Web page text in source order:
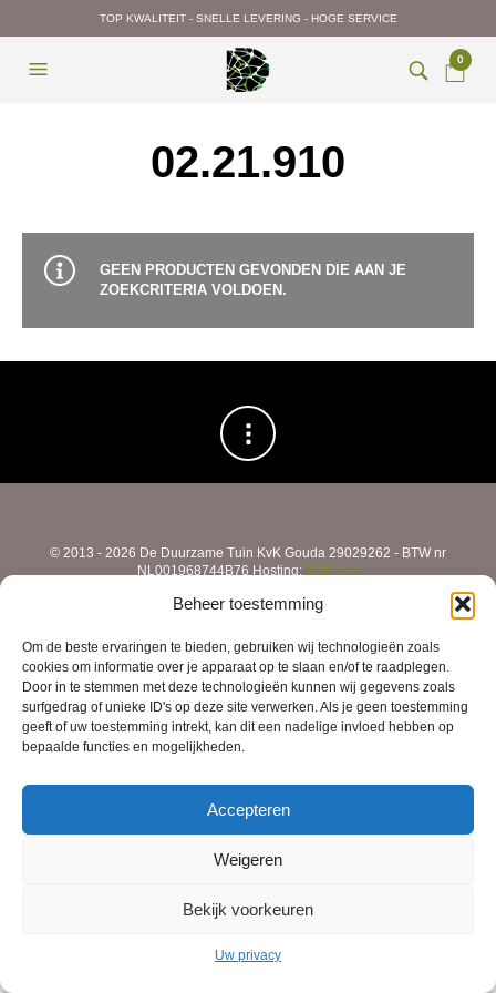
Beheer toestemming
Om de beste ervaringen te bieden, gebruiken wij technologieën zoals
cookies om informatie over je apparaat op te slaan en/of te raadplegen.
Door in te stemmen met deze technologieën kunnen wij gegevens zoals
surfgedrag of unieke ID's op deze site verwerken. Als je geen toestemming
geeft of uw toestemming intrekt, kan dit een nadelige invloed hebben op
bepaalde functies en mogelijkheden.
Accepteren
Weigeren
Bekijk voorkeuren
Uw privacy
TOP KWALITEIT - SNELLE LEVERING - HOGE SERVICE
0
02.21.910
GEEN PRODUCTEN GEVONDEN DIE AAN JE
ZOEKCRITERIA VOLDOEN.
© 2013 - 2026 De Duurzame Tuin KvK Gouda 29029262 - BTW nr
NL001968744B76 Hosting: BGMA.nl